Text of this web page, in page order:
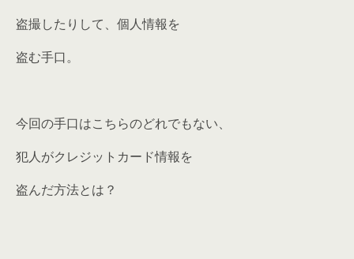
盗撮したりして、個人情報を
盗む手口。
今回の手口はこちらのどれでもない、
犯人がクレジットカード情報を
盗んだ方法とは？